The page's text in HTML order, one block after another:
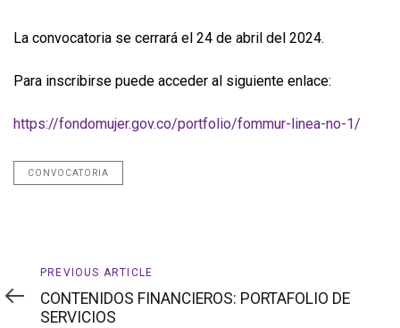
La convocatoria se cerrará el 24 de abril del 2024.
Para inscribirse puede acceder al siguiente enlace:
https://fondomujer.gov.co/portfolio/fommur-linea-no-1/
CONVOCATORIA
Previous
Article
PREVIOUS ARTICLE
CONTENIDOS FINANCIEROS: PORTAFOLIO DE
SERVICIOS